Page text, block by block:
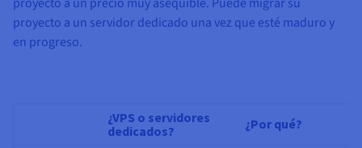
proyecto a un servidor dedicado una vez que esté maduro y
en progreso.
¿VPS o servidores
dedicados?
¿Por qué?